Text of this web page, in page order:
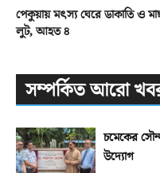
পেকুয়ায় মৎস্য ঘেরে ডাকাতি ও
লুট, আহত ৪
সম্পর্কিত আরো
চমেকের
উদ্যোগ